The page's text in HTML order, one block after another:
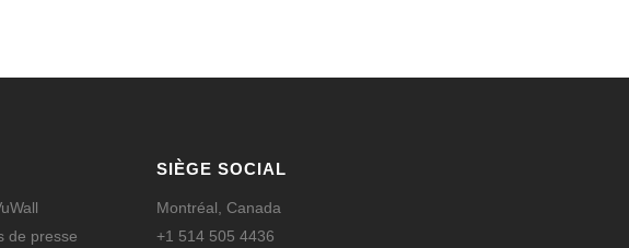
de presse
SIÈGE SOCIAL
Montréal, Canada
+1 514 505 4436